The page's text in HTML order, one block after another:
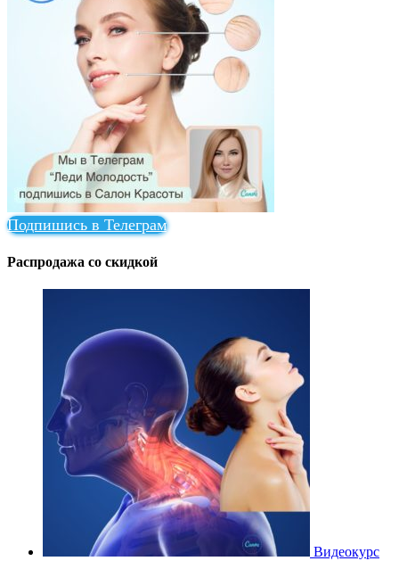
Подпишись в Телеграм
Распродажа со скидкой
Видеокурс